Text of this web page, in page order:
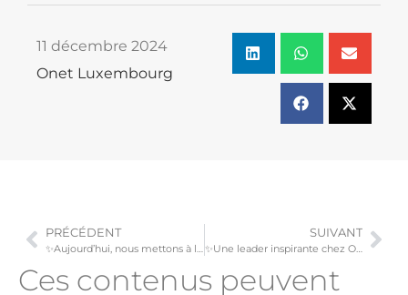
11 décembre 2024
Onet Luxembourg
PRÉCÉDENT SUIVANT
✨Une leader inspirante chez Onet Luxembourg!✨
Ces contenus peuvent